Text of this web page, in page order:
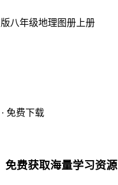
八年级地理图册上册
免费下载
免费获取海量学习资源